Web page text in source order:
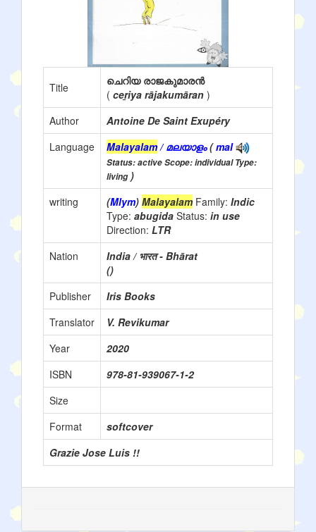
Title
ചെറിയ രാജകുമാരൻ
( ceṟiya rājakumāran )
Author
Antoine De Saint Exupéry
Language
Malayalam/ മലയാളം(mal
Status: active Scope: individual Type:
living)
writing
(Mlym) Malayalam Family: Indic
Type: abugida Status: in use
Direction: LTR
Nation
India / भारत - Bhārat
()
Publisher
Iris Books
Translator
V. Revikumar
Year
2020
ISBN
978-81-939067-1-2
Size
Format
softcover
Grazie Jose Luis !!